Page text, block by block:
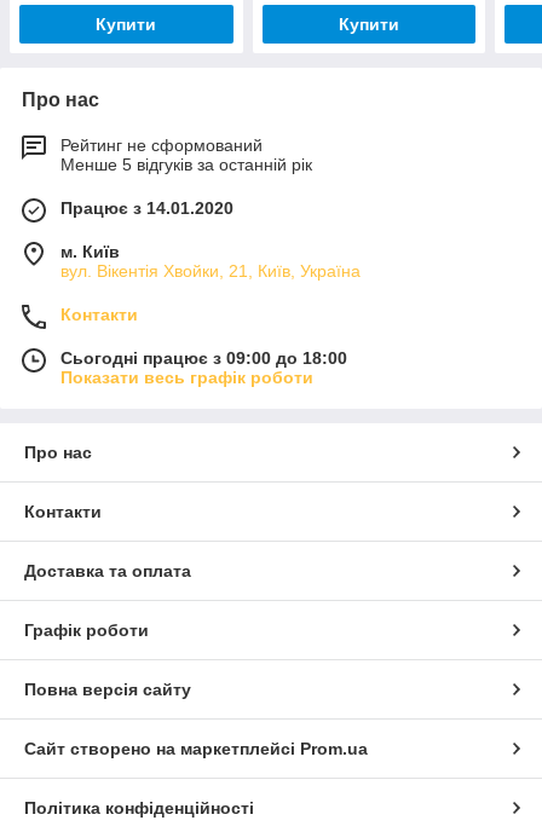
Купити Купити
Про нас
Рейтинг не сформований
Менше 5 відгуків за останній рік
Працює з 14.01.2020
м. Київ
вул. Вікентія Хвойки, 21, Київ, Україна
Контакти
Сьогодні працює з 09:00 до 18:00
Показати весь графік роботи
Про нас
Контакти
Доставка та оплата
Графік роботи
Повна версія сайту
Сайт створено на маркетплейсі Prom.ua
Політика конфіденційності